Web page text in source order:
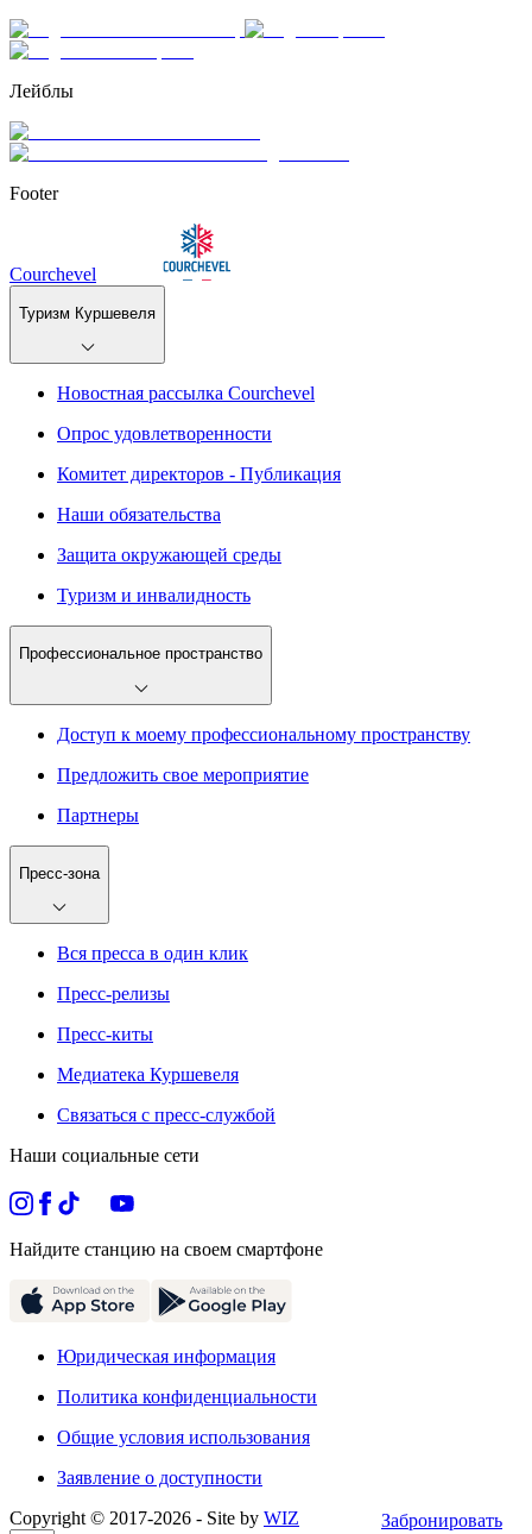
Забронировать
Лейблы
Footer
Courchevel
Туризм Куршевеля
Новостная рассылка Courchevel
Опрос удовлетворенности
Комитет директоров - Публикация
Наши обязательства
Защита окружающей среды
Туризм и инвалидность
Профессиональное пространство
Доступ к моему профессиональному пространству
Предложить свое мероприятие
Партнеры
Пресс-зона
Вся пресса в один клик
Пресс-релизы
Пресс-киты
Медиатека Куршевеля
Связаться с пресс-службой
Наши социальные сети
Найдите станцию на своем смартфоне
Юридическая информация
Политика конфиденциальности
Общие условия использования
Заявление о доступности
Copyright © 2017-2026 - Site by WIZ